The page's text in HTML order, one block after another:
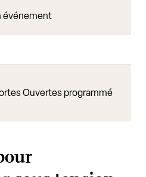
événement
Ouvertes programmé